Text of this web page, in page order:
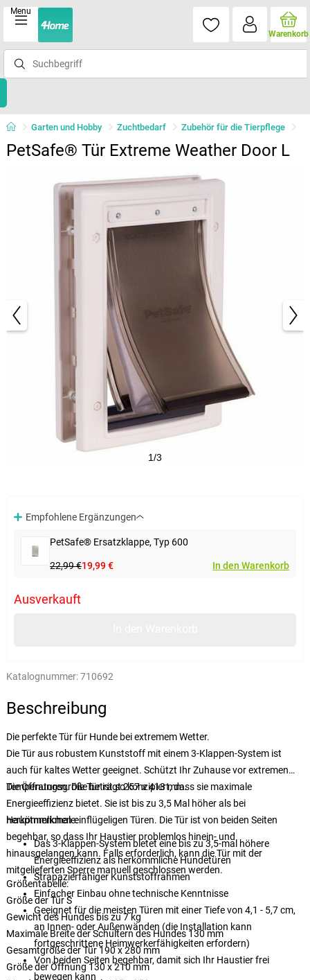
Menu
Warenkorb
Garten und Hobby Zuchtbedarf Zubehör für die Tierpflege
PetSafe® Tür Extreme Weather Door L
1/3
Empfohlene Ergänzungen
PetSafe® Ersatzklappe, Typ 600
22,99 €19,99 € In den Warenkorb
Ausverkauft
Katalognummer:710692
Beschreibung
Die perfekte Tür für Hunde bei extremem Wetter.
Die Tür aus robustem Kunststoff mit einem 3-Klappen-System ist
auch für kaltes Wetter geeignet. Schützt Ihr Zuhause vor extremen
Temperaturen. Die Tür ist so konzipiert, dass sie maximale
Energieeffizienz bietet. Sie ist bis zu 3,5 Mal höher als bei
herkömmlichen einflügeligen Türen. Die Tür ist von beiden Seiten
begehbar, so dass Ihr Haustier problemlos hinein- und
hinausgelangen kann. Falls erforderlich, kann die Tür mit der
mitgelieferten Sperre manuell geschlossen werden.
Die Öffnungsgröße beträgt 257 x 413 mm.
Hauptmerkmale:
Das 3-Klappen-System bietet eine bis zu 3,5-mal höhere
Energieeffizienz als herkömmliche Hundetüren
Strapazierfähiger Kunststoffrahmen
Einfacher Einbau ohne technische Kenntnisse
Geeignet für die meisten Türen mit einer Tiefe von 4,1 - 5,7 cm,
an Innen- oder Außenwänden (die Installation kann
fortgeschrittene Heimwerkerfähigkeiten erfordern)
Von beiden Seiten begehbar, damit sich Ihr Haustier frei
bewegen kann
Größentabelle:
Größe der Tür S
Gewicht des Hundes bis zu 7 kg
Maximale Breite der Schultern des Hundes 130 mm
Gesamtgröße der Tür 190 x 280 mm
Größe der Öffnung 130 x 210 mm